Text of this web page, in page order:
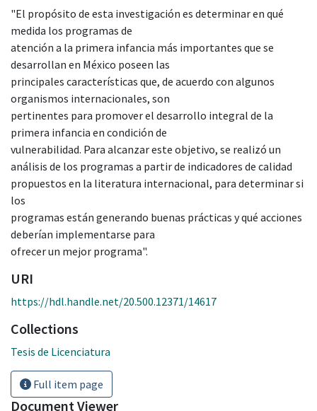
"El propósito de esta investigación es determinar en qué
medida los programas de
atención a la primera infancia más importantes que se
desarrollan en México poseen las
principales características que, de acuerdo con algunos
organismos internacionales, son
pertinentes para promover el desarrollo integral de la
primera infancia en condición de
vulnerabilidad. Para alcanzar este objetivo, se realizó un
análisis de los programas a partir de indicadores de calidad
propuestos en la literatura internacional, para determinar si
los
programas están generando buenas prácticas y qué acciones
deberían implementarse para
ofrecer un mejor programa".
URI
https://hdl.handle.net/20.500.12371/14617
Collections
Tesis de Licenciatura
Full item page
Document Viewer